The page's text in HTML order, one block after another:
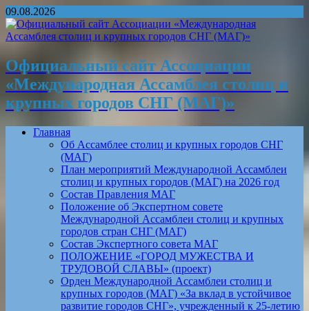
09.08.2026
Официальный сайт Ассоциации
«Международная Ассамблея столиц и
крупных городов СНГ (МАГ)»
Главная
Об Ассамблее столиц и крупных городов СНГ
(МАГ)
План мероприятий Международной Ассамблеи
столиц и крупных городов (МАГ) на 2026 год
Состав Правления МАГ
Положение об Экспертном совете
Международной Ассамблеи столиц и крупных
городов стран СНГ (МАГ)
Состав Экспертного совета МАГ
ПОЛОЖЕНИЕ «ГОРОД МУЖЕСТВА И
ТРУДОВОЙ СЛАВЫ» (проект)
Орден Международной Ассамблеи столиц и
крупных городов (МАГ) «За вклад в устойчивое
развитие городов СНГ», учрежденный к 25-летию